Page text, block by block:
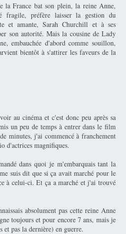
la France bat son plein, la reine Anne,
fragile, préfère laisser la gestion du
et amante, Sarah Churchill et à ses
son autorité. Mais la cousine de Lady
embauchée d'abord comme souillon,
bientôt à s'attirer les faveurs de la
au cinéma et c'est donc peu après sa
un peu de temps à entrer dans le film
minutes, j'ai commencé à franchement
d'actrices magnifiques.
dans quoi je m'embarquais tant la
suis dit que si ça avait marché pour le
à celui-ci. Et ça a marché et j'ai trouvé
absolument pas cette reine Anne
toujours et pour encore 7 ans, mais je
et pas la dernière) en guerre.